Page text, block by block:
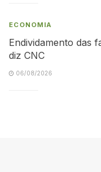
ECONOMIA
Endividamento das
diz CNC
06/08/2026